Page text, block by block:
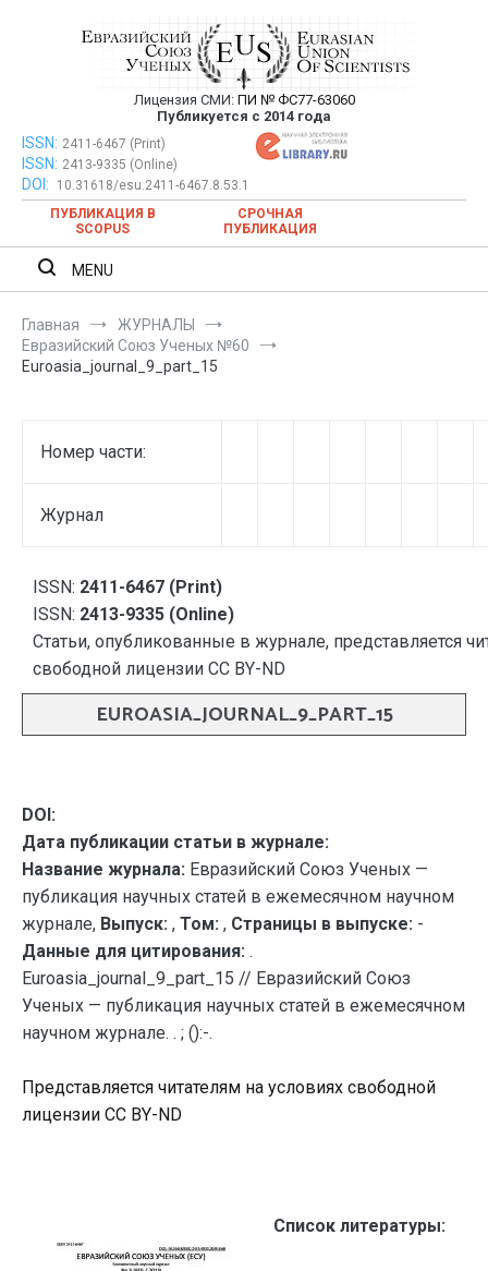
Евразийский Союз Ученых —
публикация научных статей в
ежемесячном научном журнале
Лицензия СМИ: ПИ № ФС77-63060
Публикуется с 2014 года
Евразийский Союз Ученых — публикация научных статей в
ежемесячном научном журнале
ISSN: 2411-6467 (Print)
ISSN: 2413-9335 (Online)
DOI:
10.31618/esu.2411-6467.8.53.1
ПУБЛИКАЦИЯ В
SCOPUS
СРОЧНАЯ
ПУБЛИКАЦИЯ
MENU
Главная
ЖУРНАЛЫ
Евразийский Союз Ученых №60
Euroasia_journal_9_part_15
Номер части:
Журнал
ISSN: 2411-6467 (Print)
ISSN: 2413-9335 (Online)
Статьи, опубликованные в журнале, представляется
свободной лицензии CC BY-ND
EUROASIA_JOURNAL_9_PART_15
DOI:
Дата публикации статьи в журнале:
Название журнала: Евразийский Союз Ученых —
публикация научных статей в ежемесячном научном
журнале, Выпуск: , Том: , Страницы в выпуске: -
Данные для цитирования: .
Euroasia_journal_9_part_15 // Евразийский Союз
Ученых — публикация научных статей в ежемесячном
научном журнале. . ; ():-.
Представляется читателям на условиях свободной
лицензии CC BY-ND
Список литературы: